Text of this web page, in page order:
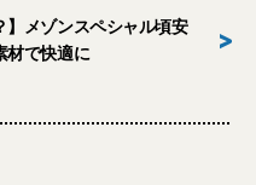
】メゾンスペシャル頃安
材で快適に
>